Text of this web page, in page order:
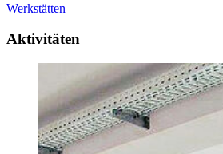
Werkstätten
Aktivitäten